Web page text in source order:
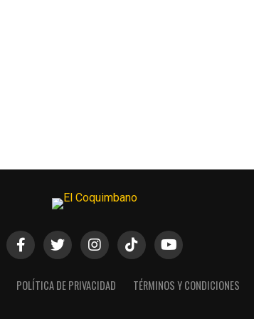
POLÍTICA DE PRIVACIDAD TÉRMINOS Y CONDICIONES